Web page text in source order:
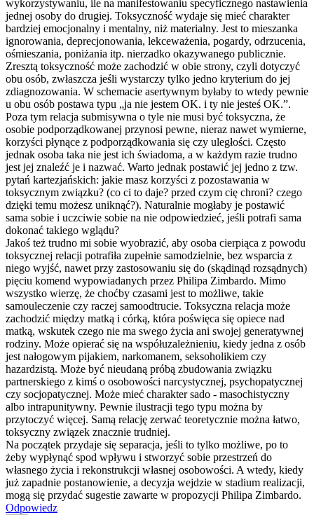
wykorzystywaniu, ile na manifestowaniu specyficznego nastawienia
jednej osoby do drugiej. Toksyczność wydaje się mieć charakter
bardziej emocjonalny i mentalny, niż materialny. Jest to mieszanka
ignorowania, deprecjonowania, lekceważenia, pogardy, odrzucenia,
ośmieszania, poniżania itp. nierzadko okazywanego publicznie.
Zresztą toksyczność może zachodzić w obie strony, czyli dotyczyć
obu osób, zwłaszcza jeśli wystarczy tylko jedno kryterium do jej
zdiagnozowania. W schemacie asertywnym byłaby to wtedy pewnie
u obu osób postawa typu „ja nie jestem OK. i ty nie jesteś OK.”.
Poza tym relacja submisywna o tyle nie musi być toksyczna, że
osobie podporządkowanej przynosi pewne, nieraz nawet wymierne,
korzyści płynące z podporządkowania się czy uległości. Często
jednak osoba taka nie jest ich świadoma, a w każdym razie trudno
jest jej znaleźć je i nazwać. Warto jednak postawić jej jedno z tzw.
pytań kartezjańskich: jakie masz korzyści z pozostawania w
toksycznym związku? (co ci to daje? przed czym cię chroni? czego
dzięki temu możesz uniknąć?). Naturalnie mogłaby je postawić
sama sobie i uczciwie sobie na nie odpowiedzieć, jeśli potrafi sama
dokonać takiego wglądu?
Jakoś też trudno mi sobie wyobrazić, aby osoba cierpiąca z powodu
toksycznej relacji potrafiła zupełnie samodzielnie, bez wsparcia z
niego wyjść, nawet przy zastosowaniu się do (skądinąd rozsądnych)
pięciu komend wypowiadanych przez Philipa Zimbardo. Mimo
wszystko wierzę, że choćby czasami jest to możliwe, takie
samouleczenie czy raczej samoodtrucie. Toksyczna relacja może
zachodzić między matką i córką, która poświęca się opiece nad
matką, wskutek czego nie ma swego życia ani swojej generatywnej
rodziny. Może opierać się na współuzależnieniu, kiedy jedna z osób
jest nałogowym pijakiem, narkomanem, seksoholikiem czy
hazardzistą. Może być nieudaną próbą zbudowania związku
partnerskiego z kimś o osobowości narcystycznej, psychopatycznej
czy socjopatycznej. Może mieć charakter sado - masochistyczny
albo intrapunitywny. Pewnie ilustracji tego typu można by
przytoczyć więcej. Samą relację zerwać teoretycznie można łatwo,
toksyczny związek znacznie trudniej.
Na początek przydaje się separacja, jeśli to tylko możliwe, po to
żeby wypłynąć spod wpływu i stworzyć sobie przestrzeń do
własnego życia i rekonstrukcji własnej osobowości. A wtedy, kiedy
już zapadnie postanowienie, a decyzja wejdzie w stadium realizacji,
mogą się przydać sugestie zawarte w propozycji Philipa Zimbardo.
Odpowiedz